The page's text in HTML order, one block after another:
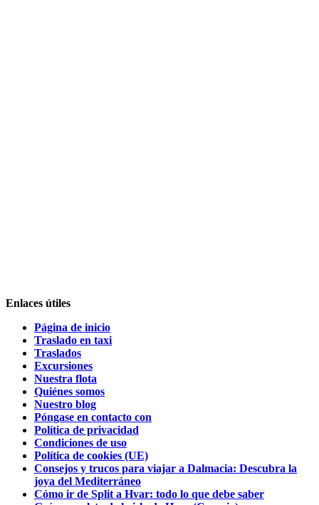
Enlaces útiles
Página de inicio
Traslado en taxi
Traslados
Excursiones
Nuestra flota
Quiénes somos
Nuestro blog
Póngase en contacto con
Política de privacidad
Condiciones de uso
Política de cookies (UE)
Consejos y trucos para viajar a Dalmacia: Descubra la
joya del Mediterráneo
Cómo ir de Split a Hvar: todo lo que debe saber